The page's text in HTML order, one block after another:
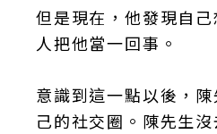
但是現在，他發現自
人把他當一回事。
意識到這一點以後，
己的社交圈。陳先生